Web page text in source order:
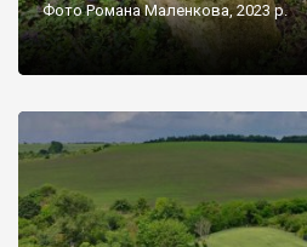
Фото Романа Маленкова, 2023 р.